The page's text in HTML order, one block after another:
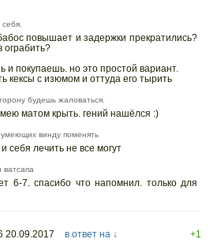
повышает и задержки прекратились?
ограбить?
покупаешь. но это простой вариант.
кексы с изюмом и оттуда его тырить
будешь жаловаться.
матом крыть. гений нашёлся :)
винду поменять
лечить не все могут
ватсапа
6-7. спасибо что напомнил. только для
20.09.2017 в ответ на ↓
+1